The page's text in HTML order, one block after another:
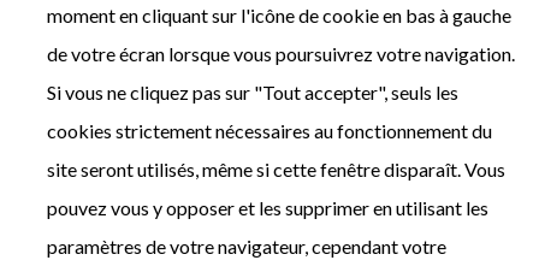
moment en cliquant sur l'icône de cookie en bas à gauche
de votre écran lorsque vous poursuivrez votre navigation.
Si vous ne cliquez pas sur "Tout accepter", seuls les
cookies strictement nécessaires au fonctionnement du
site seront utilisés, même si cette fenêtre disparaît. Vous
pouvez vous y opposer et les supprimer en utilisant les
paramètres de votre navigateur, cependant votre